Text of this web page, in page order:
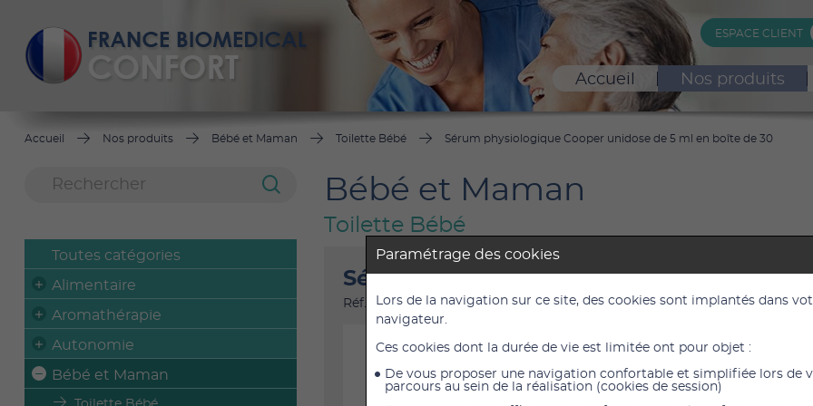
ESPACE CLIENT
Accueil Nos produits
Accueil Nos produits Bébé et Maman Toilette Bébé Sérum physiologique Cooper unidose de 5 ml en boîte de 30
Toutes catégories
Alimentaire
Aromathérapie
Autonomie
Bébé et Maman
Bébé et Maman
Toilette Bébé
Sérum physiologique Cooper unidose
Réf. : 235204
2,45 €
Paramétrage des cookies
Lors de la navigation sur ce site, des cookies sont implantés dans
navigateur.
Ces cookies dont la durée de vie est limitée ont pour objet :
De vous proposer une navigation confortable et simplifiée lors de
parcours au sein de la réalisation (cookies de session)